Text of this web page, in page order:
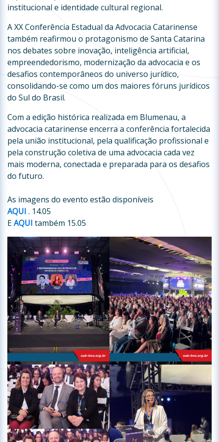
institucional e identidade cultural regional.
A XX Conferência Estadual da Advocacia Catarinense
também reafirmou o protagonismo de Santa Catarina
nos debates sobre inovação, inteligência artificial,
empreendedorismo, modernização da advocacia e os
desafios contemporâneos do universo jurídico,
consolidando-se como um dos maiores fóruns jurídicos
do Sul do Brasil.
Com a edição histórica realizada em Blumenau, a
advocacia catarinense encerra a conferência fortalecida
pela união institucional, pela qualificação profissional e
pela construção coletiva de uma advocacia cada vez
mais moderna, conectada e preparada para os desafios
do futuro.
As imagens do evento estão disponíveis
AQUI . 14.05
EAQUI também 15.05